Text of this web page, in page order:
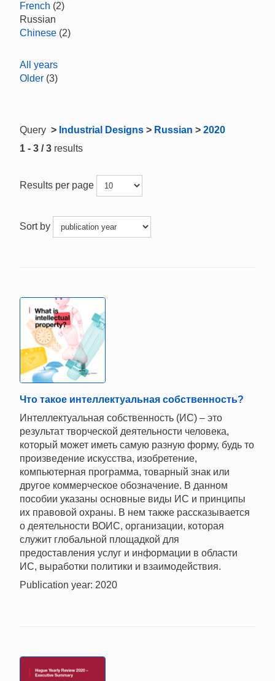
French (2)
Russian
Chinese (2)
All years
Older (3)
Query > Industrial Designs > Russian > 2020
1 - 3 / 3 results
Results per page
Sort by
Что такое интеллектуальная собственность?
Интеллектуальная собственность (ИС) – это
результат творческой деятельности человека,
который может иметь самую разную форму, будь то
произведение искусства, изобретение,
компьютерная программа, товарный знак или
другое коммерческое обозначение. В данном
пособии указаны основные виды ИС и принципы
их правовой охраны. В нем также рассказывается
о деятельности ВОИС, организации, которая
служит глобальной площадкой для
предоставления услуг и информации в области
ИС, выработки политики и взаимодействия.
Publication year: 2020